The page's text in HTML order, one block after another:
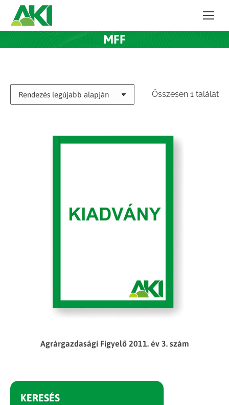
MFF
Összesen 1 találat
Agrárgazdasági Figyelő 2011. év 3. szám
KERESÉS